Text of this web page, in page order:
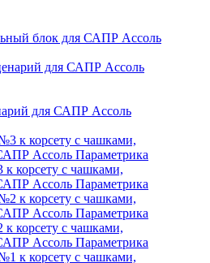
блок для САПР Ассоль
для САПР Ассоль
корсету с чашками,
Ассоль Параметрика
корсету с чашками,
Ассоль Параметрика